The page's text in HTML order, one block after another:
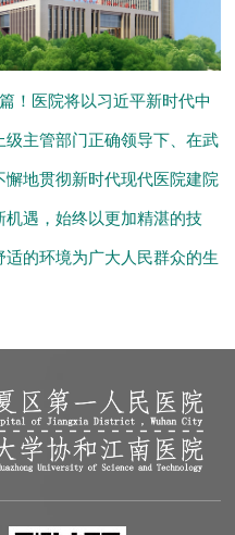
！医院将以习近平新时代中
主管部门正确领导下、在武
地贯彻新时代现代医院建院
遇，始终以更加精湛的技
的环境为广大人民群众的生